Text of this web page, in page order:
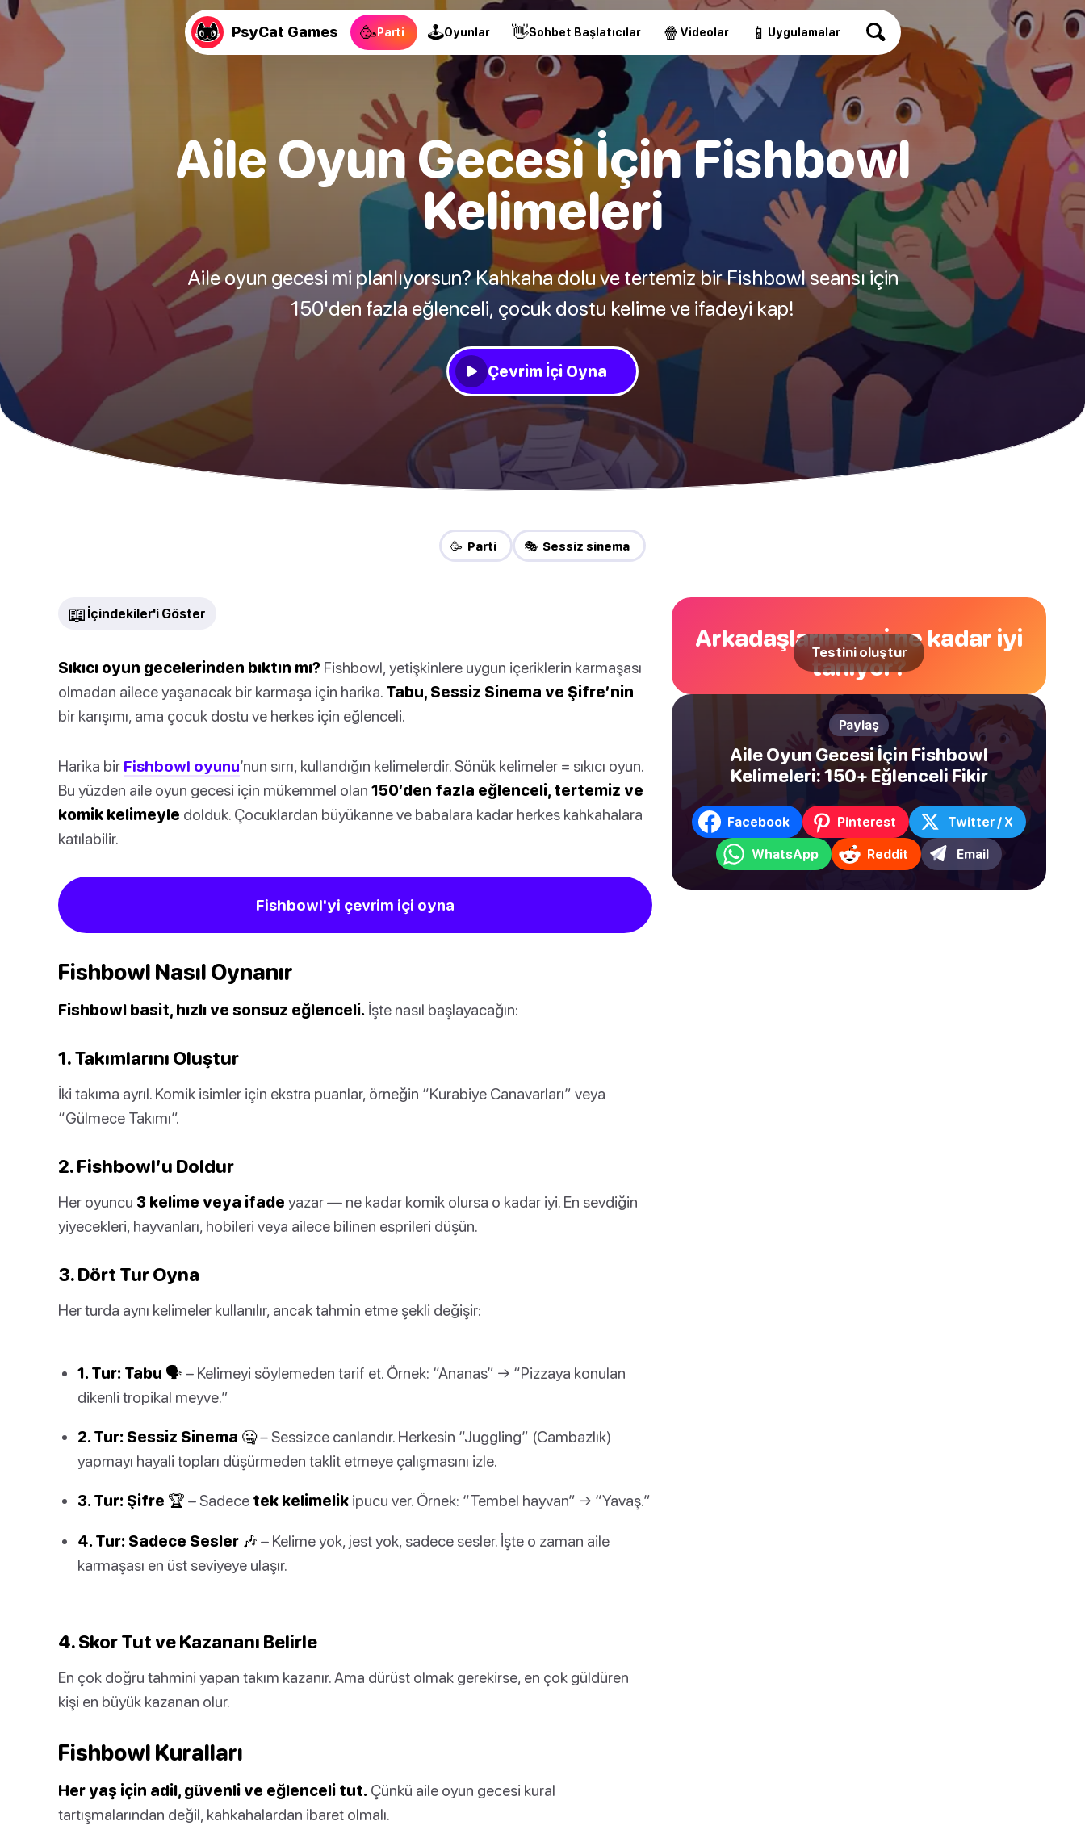
PsyCat Games 🥳Parti 🕹Oyunlar 👋Sohbet Başlatıcılar 🍿 Videolar 📱 Uygulamalar
Aile Oyun Gecesi İçin Fishbowl
Kelimeleri
Aile oyun gecesi mi planlıyorsun? Kahkaha dolu ve tertemiz bir Fishbowl seansı için
150'den fazla eğlenceli, çocuk dostu kelime ve ifadeyi kap!
Çevrim İçi Oyna
🥳 Parti 🎭 Sessiz sinema
📖 İçindekiler'i Göster
Sıkıcı oyun gecelerinden bıktın mı? Fishbowl, yetişkinlere uygun içeriklerin karmaşası
olmadan ailece yaşanacak bir karmaşa için harika. Tabu, Sessiz Sinema ve Şifre’nin
bir karışımı, ama çocuk dostu ve herkes için eğlenceli.
Harika bir Fishbowl oyunu’nun sırrı, kullandığın kelimelerdir. Sönük kelimeler = sıkıcı oyun.
Bu yüzden aile oyun gecesi için mükemmel olan 150’den fazla eğlenceli, tertemiz ve
komik kelimeyle dolduk. Çocuklardan büyükanne ve babalara kadar herkes kahkahalara
katılabilir.
Fishbowl'yi çevrim içi oyna
Fishbowl Nasıl Oynanır
Fishbowl basit, hızlı ve sonsuz eğlenceli. İşte nasıl başlayacağın:
1. Takımlarını Oluştur
İki takıma ayrıl. Komik isimler için ekstra puanlar, örneğin “Kurabiye Canavarları” veya
“Gülmece Takımı”.
2. Fishbowl’u Doldur
Her oyuncu 3 kelime veya ifade yazar — ne kadar komik olursa o kadar iyi. En sevdiğin
yiyecekleri, hayvanları, hobileri veya ailece bilinen esprileri düşün.
3. Dört Tur Oyna
Her turda aynı kelimeler kullanılır, ancak tahmin etme şekli değişir:
1. Tur: Tabu 🗣️ – Kelimeyi söylemeden tarif et. Örnek: “Ananas” → “Pizzaya konulan
dikenli tropikal meyve.”
2. Tur: Sessiz Sinema 🤐– Sessizce canlandır. Herkesin “Juggling” (Cambazlık)
yapmayı hayali topları düşürmeden taklit etmeye çalışmasını izle.
3. Tur: Şifre 🏆 – Sadece tek kelimelik ipucu ver. Örnek: “Tembel hayvan” → “Yavaş.”
4. Tur: Sadece Sesler 🎶 – Kelime yok, jest yok, sadece sesler. İşte o zaman aile
karmaşası en üst seviyeye ulaşır.
4. Skor Tut ve Kazananı Belirle
En çok doğru tahmini yapan takım kazanır. Ama dürüst olmak gerekirse, en çok güldüren
kişi en büyük kazanan olur.
Fishbowl Kuralları
Her yaş için adil, güvenli ve eğlenceli tut. Çünkü aile oyun gecesi kural
tartışmalarından değil, kahkahalardan ibaret olmalı.
Arkadaşların seni ne kadar iyi
tanıyor?
Testini oluştur
Paylaş
Aile Oyun Gecesi İçin Fishbowl
Kelimeleri: 150+ Eğlenceli Fikir
Facebook Pinterest Twitter / X
WhatsApp Reddit Email